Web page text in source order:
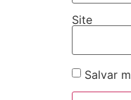
Site
Salvar